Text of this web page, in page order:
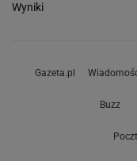
Wyniki
Gazeta.pl
Buzz